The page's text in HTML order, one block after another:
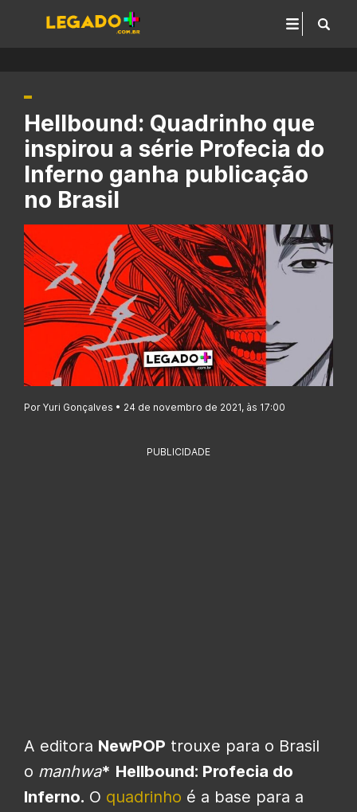
Hellbound: Quadrinho que
inspirou a série Profecia do
Inferno ganha publicação
no Brasil
Por Yuri Gonçalves • 24 de novembro de 2021, às 17:00
PUBLICIDADE
A editora NewPOP trouxe para o Brasil
o manhwa* Hellbound: Profecia do
Inferno. O quadrinho é a base para a